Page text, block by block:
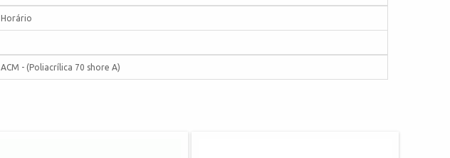
Horário
ACM - (Poliacrílica 70 shore A)